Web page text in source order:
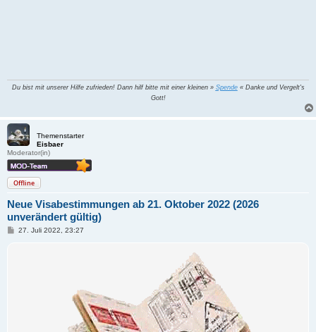
Du bist mit unserer Hilfe zufrieden! Dann hilf bitte mit einer kleinen » Spende« Danke und Vergelt's
Gott!
Themenstarter
Eisbaer
Moderator(in)
Offline
Neue Visabestimmungen ab 21. Oktober 2022 (2026
unverändert gültig)
B27. Juli 2022, 23:27